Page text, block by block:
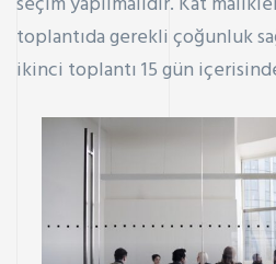
toplantıda gerekli çoğunluk
ikinci toplantı 15 gün